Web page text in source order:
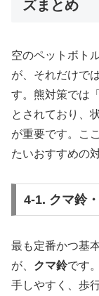
ズまとめ
空のペットボト
が、それだけで
す。熊対策では
とされており、
が重要です。こ
たいおすすめの
4-1. クマ鈴
最も定番かつ基
が、 クマ鈴です
手しやすく、歩